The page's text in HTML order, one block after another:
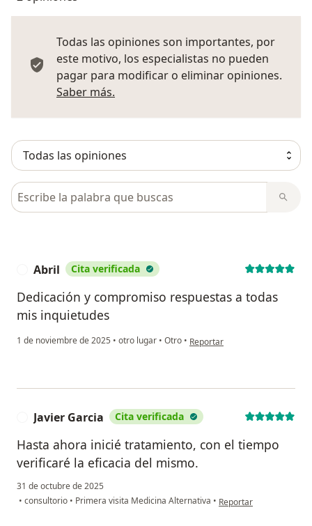
Todas las opiniones son importantes, por
este motivo, los especialistas no pueden
pagar para modificar o eliminar opiniones.
Saber más.
Busca en opiniones
Abril Cita verificada
Dedicación y compromiso respuestas a todas
mis inquietudes
1 de noviembre de 2025 • otro lugar • Otro • en opinión del usuario Abril
Reportar
Javier Garcia Cita verificada
Hasta ahora inicié tratamiento, con el tiempo
verificaré la eficacia del mismo.
31 de octubre de 2025
• consultorio • Primera visita Medicina Alternativa • en opinión del usuario
Reportar